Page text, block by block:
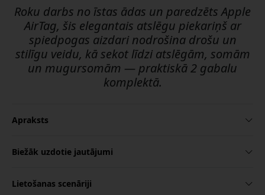
Roku darbs no īstas ādas un paredzēts Apple
AirTag, šis elegantais atslēgu piekariņš ar
spiedpogas aizdari nodrošina drošu un
stilīgu veidu, kā sekot līdzi atslēgām, somām
un mugursomām — praktiskā 2 gabalu
komplektā.
Apraksts
Biežāk uzdotie jautājumi
Lietošanas scenāriji